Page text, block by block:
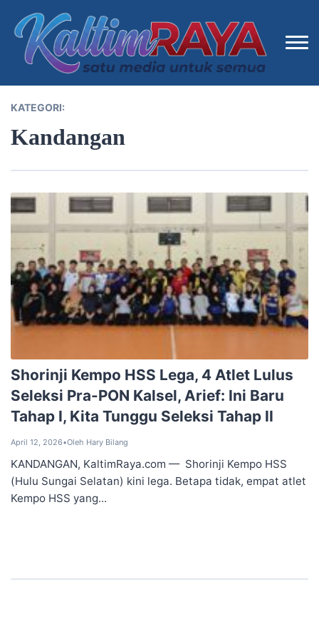
KATEGORI:
Kandangan
‎Shorinji Kempo HSS Lega, 4 Atlet Lulus
Seleksi Pra-PON Kalsel, Arief: Ini Baru
Tahap I, Kita Tunggu Seleksi Tahap II
April 12, 2026•Oleh Hary Bilang
KANDANGAN, KaltimRaya.com — Shorinji Kempo HSS
(Hulu Sungai Selatan) kini lega. Betapa tidak, empat atlet
Kempo HSS yang...